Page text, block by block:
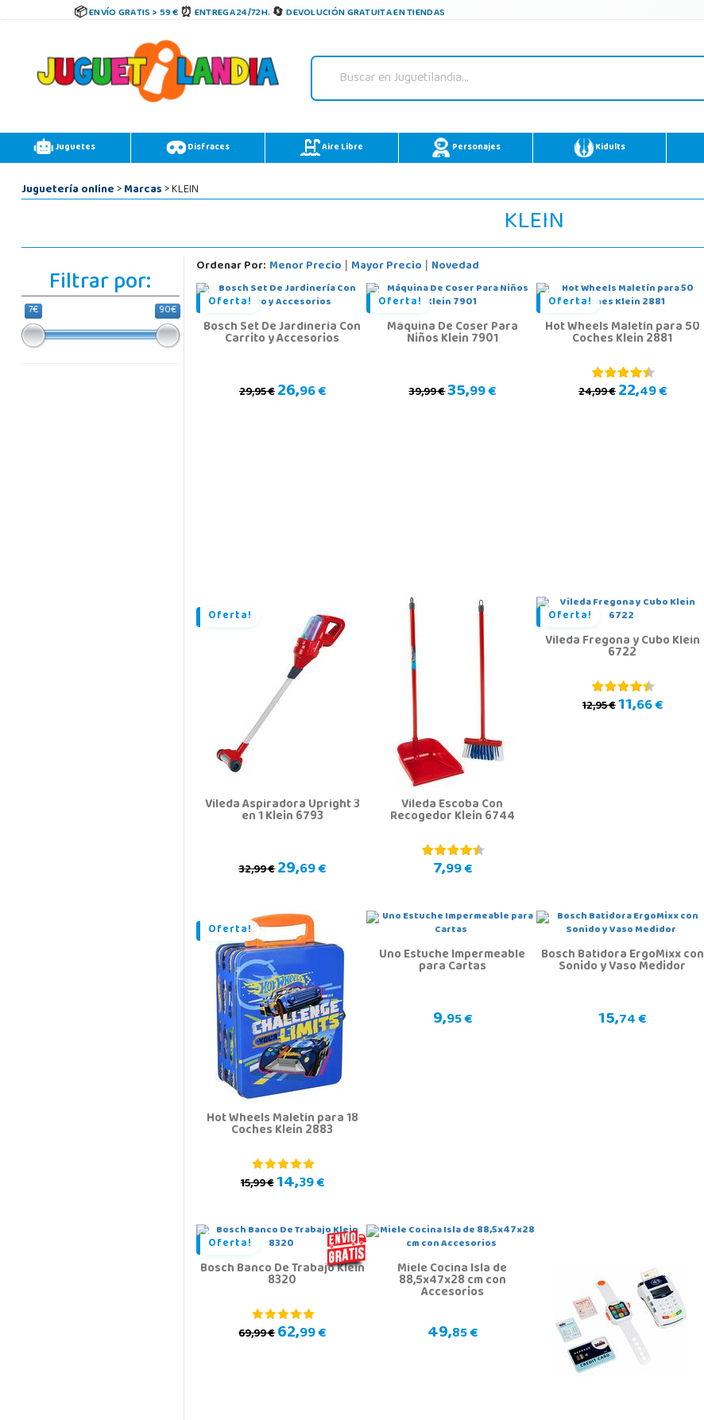
ENVÍO GRATIS > 59 € ENTREGA 24/72H. DEVOLUCIÓN GRATUITA EN TIENDAS
Juguetes Disfraces Aire Libre Personajes Kidults
Juguetería online>Marcas> KLEIN
KLEIN
Filtrar por:
7€ 90€
Ordenar Por: Menor Precio | Mayor Precio | Novedad
Oferta!
Bosch Set De Jardinería Con
Carrito y Accesorios
29,95 €26,96 €
Oferta!
Máquina De Coser Para
Niños Klein 7901
39,99 €35,99 €
Oferta!
Hot Wheels Maletín para 50
Coches Klein 2881
24,99 €22,49 €
Oferta!
Vileda Aspiradora Upright 3
en 1 Klein 6793
32,99 €29,69 €
Vileda Escoba Con
Recogedor Klein 6744
7,99 €
Oferta!
Vileda Fregona y Cubo Klein
6722
12,95 €11,66 €
Oferta!
Hot Wheels Maletín para 18
Coches Klein 2883
15,99 €14,39 €
Uno Estuche Impermeable
para Cartas
9,95 €
Bosch Batidora ErgoMixx con
Sonido y Vaso Medidor
15,74 €
Oferta!
Bosch Banco De Trabajo Klein
8320
69,99 €62,99 €
Miele Cocina Isla de
88,5x47x28 cm con
Accesorios
49,85 €